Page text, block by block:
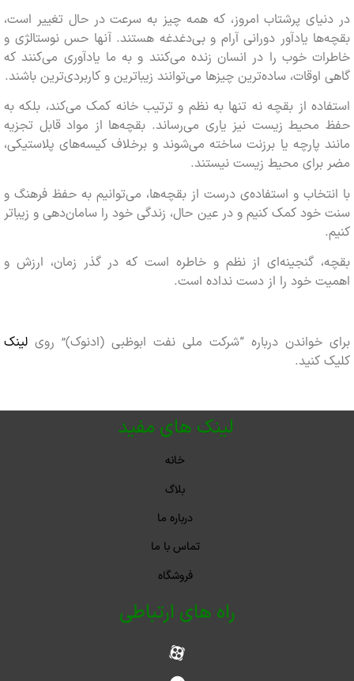
پرشتاب امروز، که همه چیز به سرعت در حال تغییر است،
یادآور دورانی آرام و بی‌دغدغه هستند. آنها حس نوستالژی و
خوب را در انسان زنده می‌کنند و به ما یادآوری می‌کنند که
ساده‌ترین چیزها می‌توانند زیباترین و کاربردی‌ترین باشند.
از بقچه نه تنها به نظم و ترتیب خانه کمک می‌کند، بلکه به
زیست نیز یاری می‌رساند. بقچه‌ها از مواد قابل تجزیه
پارچه یا برزنت ساخته می‌شوند و برخلاف کیسه‌های پلاستیکی،
محیط زیست نیستند.
و استفاده‌ی درست از بقچه‌ها، می‌توانیم به حفظ فرهنگ و
کمک کنیم و در عین حال، زندگی خود را سامان‌دهی و زیباتر
گنجینه‌ای از نظم و خاطره است که در گذر زمان، ارزش و
خود را از دست نداده است.
خواندن درباره “شرکت ملی نفت ابوظبی (ادنوک)” رویلینک
لینک های مفید
درباره ما
تماس با ما
فروشگاه
راه های ارتباطی